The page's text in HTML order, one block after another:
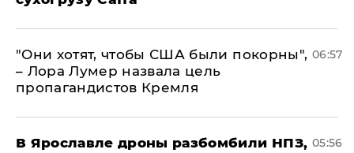
"Они хотят, чтобы США были покорны",
– Лора Лумер назвала цель
пропагандистов Кремля
06:57
В Ярославле дроны разбомбили НПЗ, 05:56